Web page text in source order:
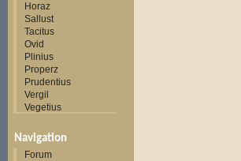
Horaz
Sallust
Tacitus
Ovid
Plinius
Properz
Prudentius
Vergil
Vegetius
Navigation
Forum